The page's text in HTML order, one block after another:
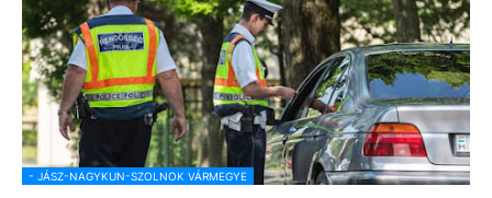
- JÁSZ-NAGYKUN-SZOLNOK VÁRMEGYE